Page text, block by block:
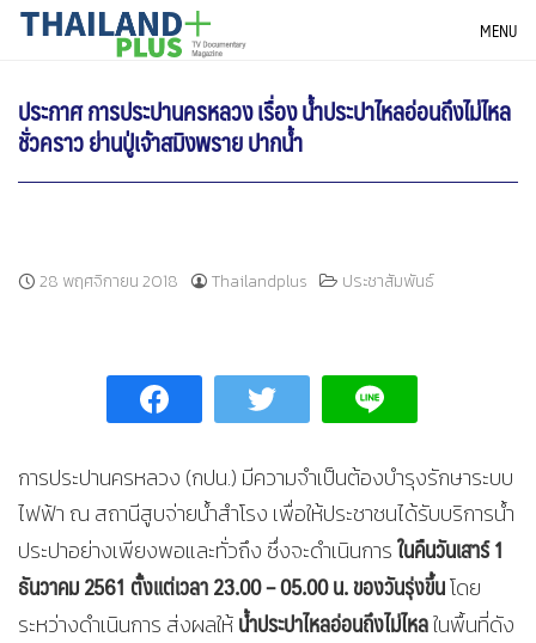
SkipTHAILANDPLUS NEWS MENU
ประกาศ การประปานครหลวง เรื่อง น้ำประปาไหลอ่อนถึงไม่ไหล
ชั่วคราว ย่านปู่เจ้าสมิงพราย ปากน้ำ
28 พฤศจิกายน 2018 Thailandplus ประชาสัมพันธ์
การประปานครหลวง (กปน.) มีความจำเป็นต้องบำรุงรักษาระบบ
ไฟฟ้า ณ สถานีสูบจ่ายน้ำสำโรง เพื่อให้ประชาชนได้รับบริการน้ำ
ประปาอย่างเพียงพอและทั่วถึง ซึ่งจะดำเนินการในคืนวันเสาร์ 1
ธันวาคม 2561ตั้งแต่เวลา 23.00 – 05.00 น. ของวันรุ่งขึ้นโดย
ระหว่างดำเนินการ ส่งผลให้น้ำประปาไหลอ่อนถึงไม่ไหลในพื้นที่ดัง